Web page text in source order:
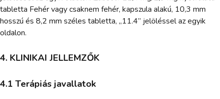
tabletta Fehér vagy csaknem fehér, kapszula alakú, 10,3 mm
hosszú és 8,2 mm széles tabletta, „11.4” jelöléssel az egyik
oldalon.
4. KLINIKAI JELLEMZŐK
4.1 Terápiás javallatok